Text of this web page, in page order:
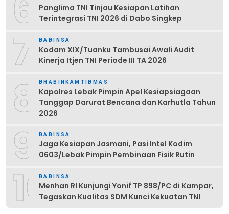
Panglima TNI Tinjau Kesiapan Latihan
Terintegrasi TNI 2026 di Dabo Singkep
7 BABINSA
Kodam XIX/Tuanku Tambusai Awali Audit
Kinerja Itjen TNI Periode III TA 2026
8 BHABINKAMTIBMAS
Kapolres Lebak Pimpin Apel Kesiapsiagaan
Tanggap Darurat Bencana dan Karhutla Tahun
2026
9 BABINSA
Jaga Kesiapan Jasmani, Pasi Intel Kodim
0603/Lebak Pimpin Pembinaan Fisik Rutin
10BABINSA
Menhan RI Kunjungi Yonif TP 898/PC di Kampar,
Tegaskan Kualitas SDM Kunci Kekuatan TNI